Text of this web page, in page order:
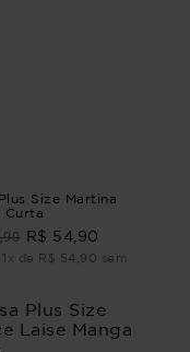
Size Martina
Curta
R$ 54,90
1x de R$ 54,90 sem